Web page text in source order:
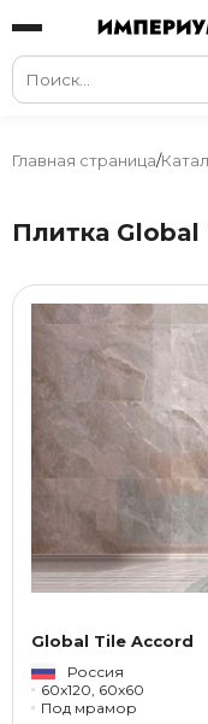
Главная страница/
Плитка Global
Global Tile Accord
Россия
60x120, 60x60
Под мрамор